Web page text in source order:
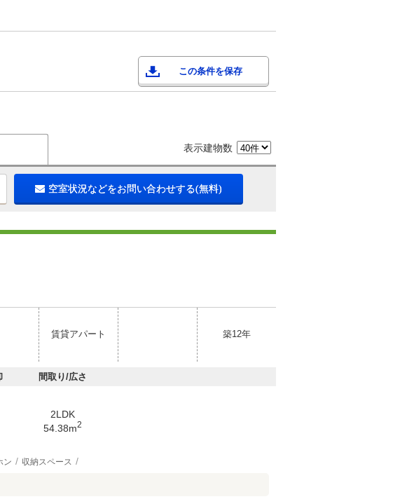
この条件を保存
表示建物数
空室状況などをお問い合わせする(無料)
賃貸アパート 築12年
間取り/広さ
2LDK
54.38m2
ン 収納スペース